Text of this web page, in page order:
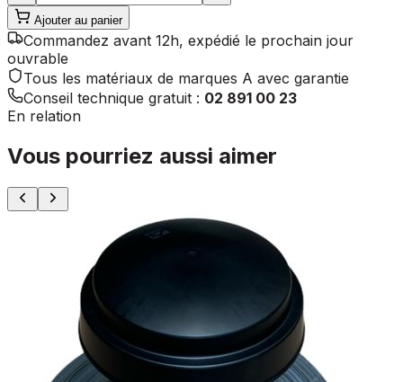
Ajouter au panier
Commandez avant 12h, expédié le prochain jour
ouvrable
Tous les matériaux de marques A avec garantie
Conseil technique gratuit : 02 891 00 23
En relation
Vous pourriez aussi aimer